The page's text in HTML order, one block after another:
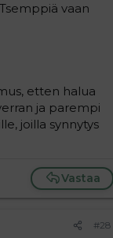
vaan
etten halua
ja parempi
joilla synnytys
Vastaa
#28